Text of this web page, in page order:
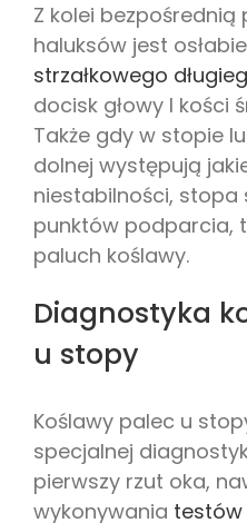
Z kolei bezpośrednią
haluksów jest
strzałkowego
docisk głowy I kości
Także gdy w stopie
dolnej występują
niestabilności,
punktów podparcia,
paluch koślawy.
Diagnostyka
u stopy
Koślawy palec u
specjalnej
pierwszy rzut oka,
wykonywania testów